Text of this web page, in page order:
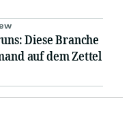
Diese Branche
auf dem Zettel